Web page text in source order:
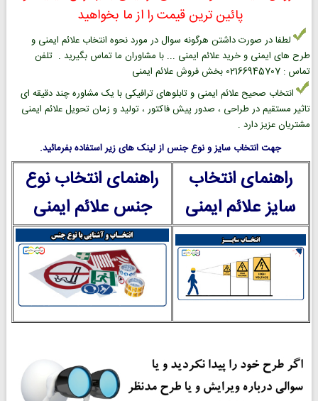
پائین ترین قیمت را از ما بخواهید
لطفا در صورت داشتن هرگونه سوال در مورد نحوه انتخاب علائم ایمنی و
طرح های ایمنی و خرید علائم ایمنی ... با مشاوران ما تماس بگیرید . تلفن
تماس : 02166945707 بخش فروش علائم ایمنی
انتخاب صحیح علائم ایمنی و تابلوهای ترافیکی با یک مشاوره چند دقیقه ای
تاثیر مستقیم در طراحی ، صدور پیش فاکتور ، تولید و زمان تحویل علائم ایمنی
مشتریان عزیز دارد .
جهت انتخاب سایز و نوع جنس از لینک های زیر استفاده بفرمائید.
راهنمای انتخاب
سایز علائم ایمنی
راهنمای انتخاب نوع
جنس علائم ایمنی